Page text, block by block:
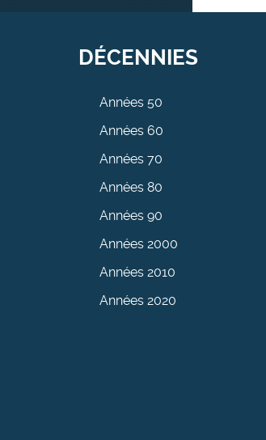
DÉCENNIES
Années 50
Années 60
Années 70
Années 80
Années 90
Années 2000
Années 2010
Années 2020